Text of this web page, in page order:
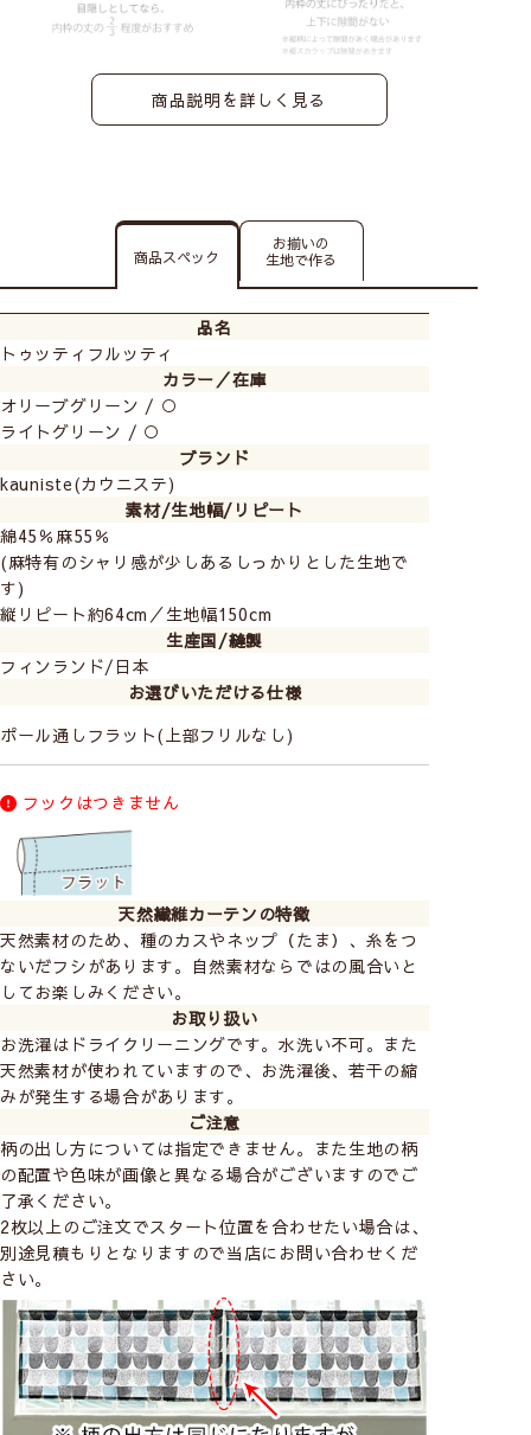
商品説明を詳しく見る
商品スペック
お揃いの
生地で作る
品名
トゥッティフルッティ
カラー／在庫
オリーブグリーン / ○
ライトグリーン / ○
ブランド
kauniste(カウニステ)
素材/生地幅/リピート
綿45％麻55％
(麻特有のシャリ感が少しあるしっかりとした生地で
す)
縦リピート約64cm／生地幅150cm
生産国/縫製
フィンランド/日本
お選びいただける仕様
ポール通しフラット(上部フリルなし)
フックはつきません
天然繊維カーテンの特徴
天然素材のため、種のカスやネップ（たま）、糸をつ
ないだフシがあります。自然素材ならではの風合いと
してお楽しみください。
お取り扱い
お洗濯はドライクリーニングです。水洗い不可。また
天然素材が使われていますので、お洗濯後、若干の縮
みが発生する場合があります。
ご注意
柄の出し方については指定できません。また生地の柄
の配置や色味が画像と異なる場合がございますのでご
了承ください。
2枚以上のご注文でスタート位置を合わせたい場合は、
別途見積もりとなりますので当店にお問い合わせくだ
さい。